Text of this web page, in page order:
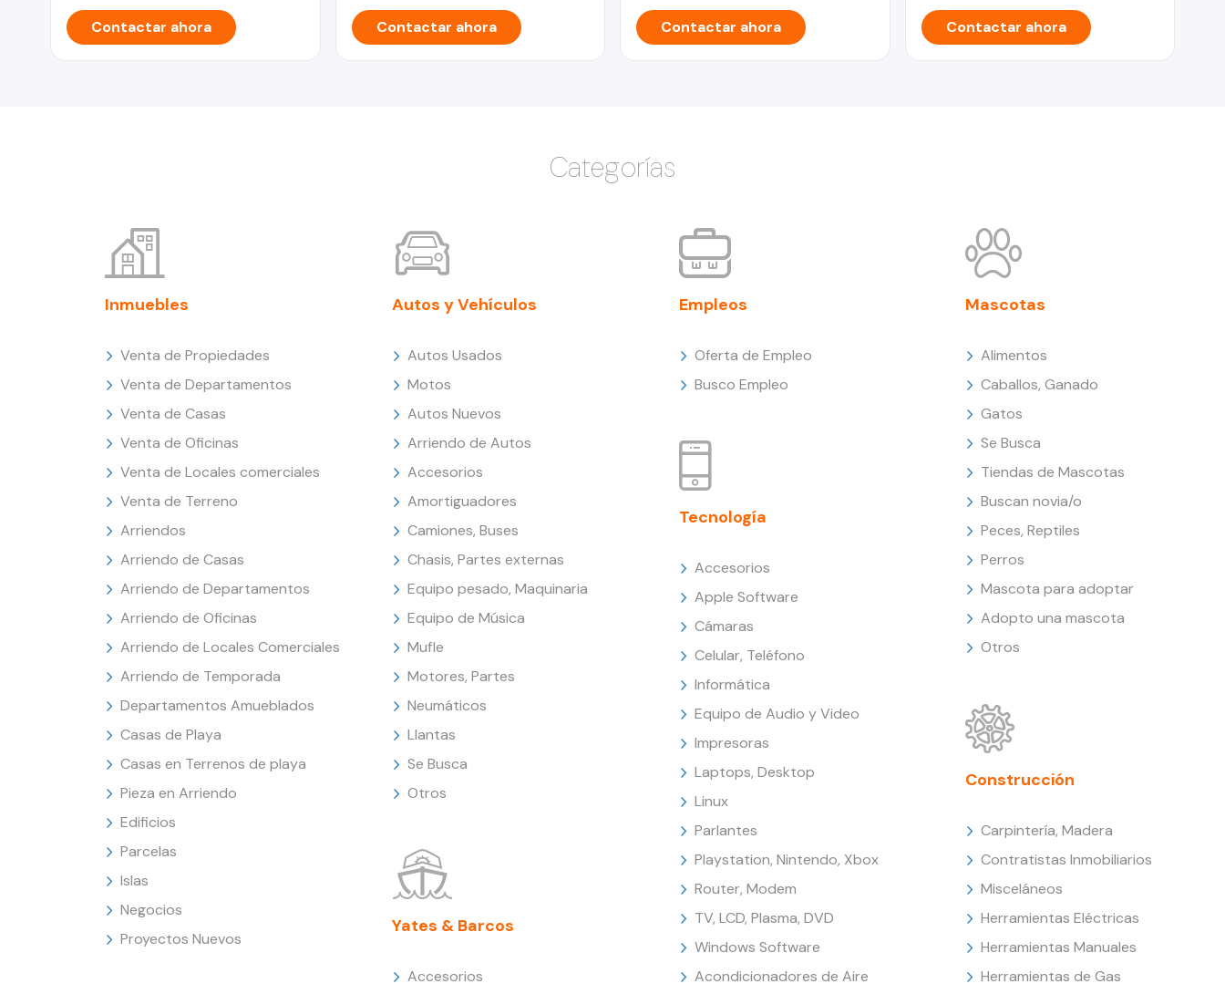
Contactar ahora Contactar ahora Contactar ahora Contactar ahora
Categorías
Inmuebles
Venta de Propiedades
Venta de Departamentos
Venta de Casas
Venta de Oficinas
Venta de Locales comerciales
Venta de Terreno
Arriendos
Arriendo de Casas
Arriendo de Departamentos
Arriendo de Oficinas
Arriendo de Locales Comerciales
Arriendo de Temporada
Departamentos Amueblados
Casas de Playa
Casas en Terrenos de playa
Pieza en Arriendo
Edificios
Parcelas
Islas
Negocios
Proyectos Nuevos
Autos y Vehículos
Autos Usados
Motos
Autos Nuevos
Arriendo de Autos
Accesorios
Amortiguadores
Camiones, Buses
Chasis, Partes externas
Equipo pesado, Maquinaria
Equipo de Música
Mufle
Motores, Partes
Neumáticos
Llantas
Se Busca
Otros
Yates & Barcos
Accesorios
Empleos
Oferta de Empleo
Busco Empleo
Tecnología
Accesorios
Apple Software
Cámaras
Celular, Teléfono
Informática
Equipo de Audio y Video
Impresoras
Laptops, Desktop
Linux
Parlantes
Playstation, Nintendo, Xbox
Router, Modem
TV, LCD, Plasma, DVD
Windows Software
Acondicionadores de Aire
Mascotas
Alimentos
Caballos, Ganado
Gatos
Se Busca
Tiendas de Mascotas
Buscan novia/o
Peces, Reptiles
Perros
Mascota para adoptar
Adopto una mascota
Otros
Construcción
Carpintería, Madera
Contratistas Inmobiliarios
Misceláneos
Herramientas Eléctricas
Herramientas Manuales
Herramientas de Gas